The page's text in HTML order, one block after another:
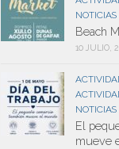
NOTICIAS
Beach
10 JULIO,
NOTICIAS
El
mueve